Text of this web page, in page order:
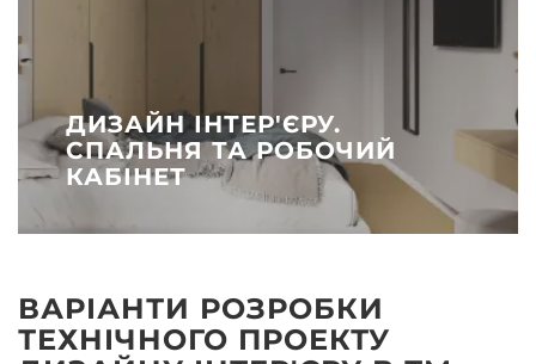
ДИЗАЙН ІНТЕР'ЄРУ.
СПАЛЬНЯ ТА РОБОЧИЙ
КАБІНЕТ
ВАРІАНТИ РОЗРОБКИ
ТЕХНІЧНОГО ПРОЕКТУ